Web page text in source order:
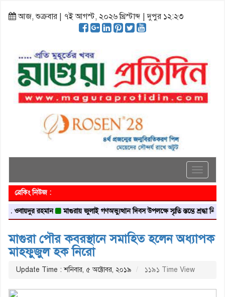
আজ, শুক্রবার | ৭ই আগস্ট, ২০২৬ খ্রিস্টাব্দ | দুপুর ১২:২৩
Toggle
ব্রেকিং নিউজ :
রহমান মাগুরায় জুলাই গণঅভ্যুত্থান দিবস উপলক্ষে স্মৃতি স্তম্ভে শ্রদ্ধা নিবেদন
মাগুরা পৌর কবরস্থানে সমাহিত হলেন অধ্যাপক
মাহফুজুল হক নিরো
Update Time : শনিবার, ৫ অক্টোবর, ২০১৯ ১১৯১ Time View